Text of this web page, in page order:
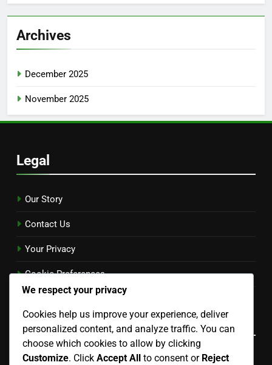
Archives
December 2025
November 2025
Legal
Our Story
Contact Us
Your Privacy
Cookie Preferences
Terms & Conditions
Language
We respect your privacy
Cookies help us improve your experience, deliver
personalized content, and analyze traffic. You can
choose which cookies to allow by clicking
Customize. Click Accept All to consent or Reject